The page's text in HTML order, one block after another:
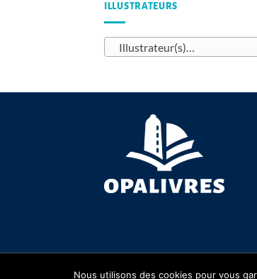
ILLUSTRATEURS
Illustrateur(s)…
Nous utilisons des cookies pour vous